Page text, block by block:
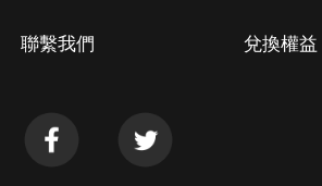
聯繫我們 兌換權益